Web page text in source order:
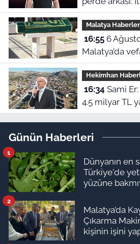
en büyük
Malatya
16:556 Ağustos 2026’da
Malatya’da
Hekimhan
16:34
4.5 milyar TL
Günün Haberleri
Dünyanın en
Türkiye'de
yüzüne
1
Malatya’da
Çıkarma
kişinin işini
2